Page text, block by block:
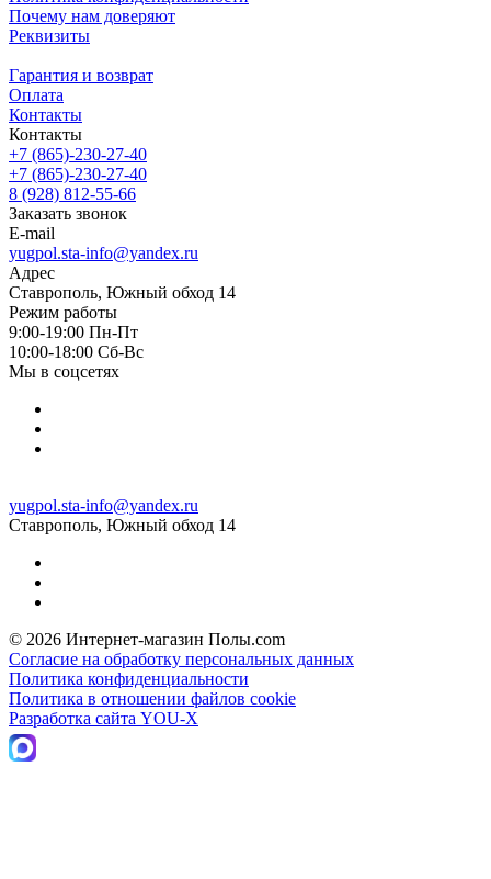
Почему нам доверяют
Реквизиты
Гарантия и возврат
Оплата
Контакты
Контакты
+7 (865)-230-27-40
+7 (865)-230-27-40
8 (928) 812-55-66
Заказать звонок
E-mail
yugpol.sta-info@yandex.ru
Адрес
Ставрополь, Южный обход 14
Режим работы
9:00-19:00 Пн-Пт
10:00-18:00 Cб-Вс
Мы в соцсетях
yugpol.sta-info@yandex.ru
Ставрополь, Южный обход 14
© 2026 Интернет-магазин Полы.com
Согласие на обработку персональных данных
Политика конфиденциальности
Политика в отношении файлов cookie
Разработка сайта YOU-X